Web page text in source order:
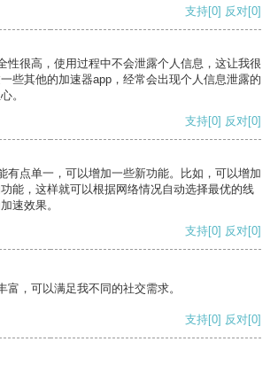
支持[0] 反对[0]
性很高，使用过程中不会泄露个人信息，这让我很
些其他的加速器app，经常会出现个人信息泄露的
。
支持[0] 反对[0]
有点单一，可以增加一些新功能。比如，可以增加
能，这样就可以根据网络情况自动选择最优的线
速效果。
支持[0] 反对[0]
富，可以满足我不同的社交需求。
支持[0] 反对[0]